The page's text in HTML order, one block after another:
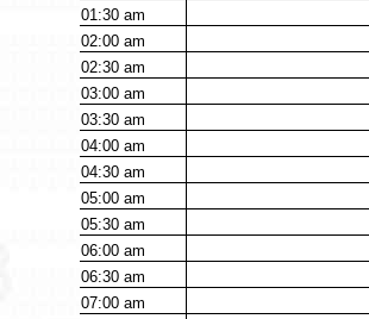
01:30am
02:00am
02:30am
03:00am
03:30am
04:00am
04:30am
05:00am
05:30am
06:00am
06:30am
07:00am